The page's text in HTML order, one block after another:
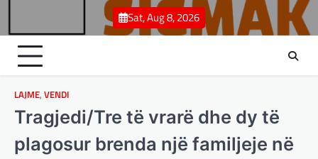
content
Sat, Aug 8, 2026
LAJME, VENDI
Tragjedi/Tre të vrarë dhe dy të
plagosur brenda një familjeje në